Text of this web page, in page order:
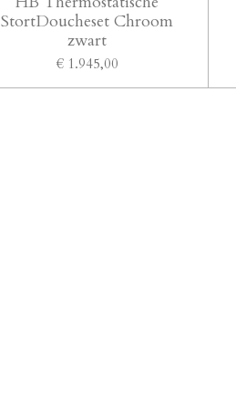
StortDoucheset Chroom
zwart
€ 1.945,00